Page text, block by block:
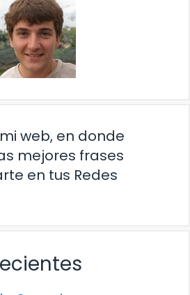
web, en donde
mejores frases
en tus Redes